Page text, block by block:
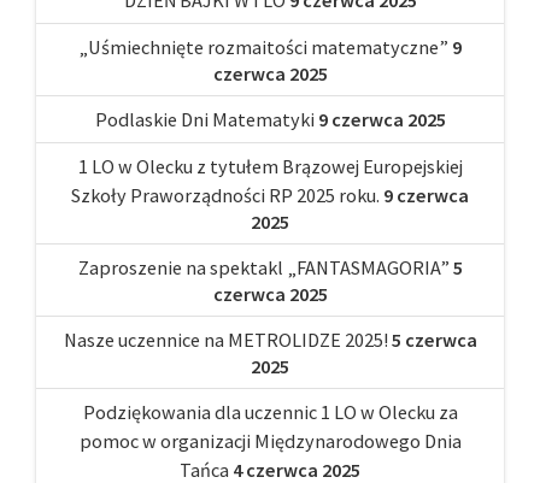
„Uśmiechnięte rozmaitości matematyczne” 9
czerwca 2025
Podlaskie Dni Matematyki 9 czerwca 2025
1 LO w Olecku z tytułem Brązowej Europejskiej
Szkoły Praworządności RP 2025 roku. 9 czerwca
2025
Zaproszenie na spektakl „FANTASMAGORIA” 5
czerwca 2025
Nasze uczennice na METROLIDZE 2025! 5 czerwca
2025
Podziękowania dla uczennic 1 LO w Olecku za
pomoc w organizacji Międzynarodowego Dnia
Tańca 4 czerwca 2025